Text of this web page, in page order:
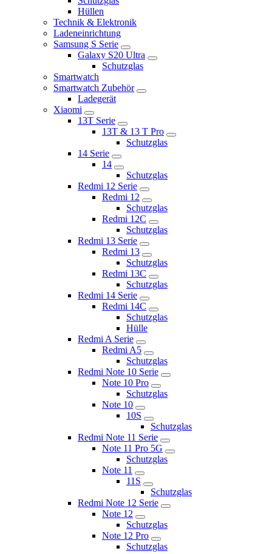
Hüllen
Technik & Elektronik
Ladeneinrichtung
Samsung S Serie
Galaxy S20 Ultra
Schutzglas
Smartwatch
Smartwatch Zubehör
Ladegerät
Xiaomi
13T Serie
13T & 13 T Pro
Schutzglas
14 Serie
14
Schutzglas
Redmi 12 Serie
Redmi 12
Schutzglas
Redmi 12C
Schutzglas
Redmi 13 Serie
Redmi 13
Schutzglas
Redmi 13C
Schutzglas
Redmi 14 Serie
Redmi 14C
Schutzglas
Hülle
Redmi A Serie
Redmi A5
Schutzglas
Redmi Note 10 Serie
Note 10 Pro
Schutzglas
Note 10
10S
Schutzglas
Redmi Note 11 Serie
Note 11 Pro 5G
Schutzglas
Note 11
11S
Schutzglas
Redmi Note 12 Serie
Note 12
Schutzglas
Note 12 Pro
Schutzglas